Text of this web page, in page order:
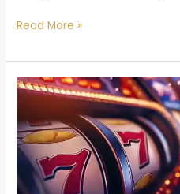
Read More »
Bahis
Sitelerine
Banka
Hesabı
Kullandırma
Cezası